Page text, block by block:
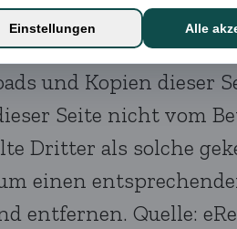
unterliegen dem
der Grenzen
und Kopien
Seite nicht vom
Dritter als solche
einen
entfernen. Quelle: